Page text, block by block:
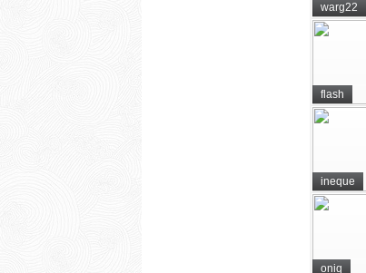
warg22
flash
ineque
oniq